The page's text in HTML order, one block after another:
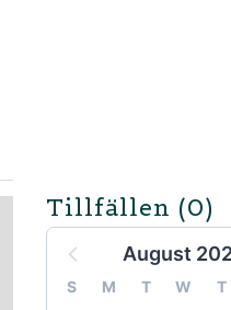
Tillfällen (0)
August
S M T W T